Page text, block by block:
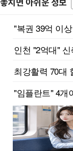
놓치면 아쉬운 정보